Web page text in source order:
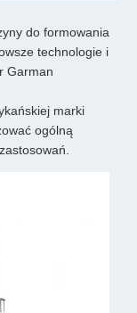
do formowania
technologie i
Garman
marki
ogólną